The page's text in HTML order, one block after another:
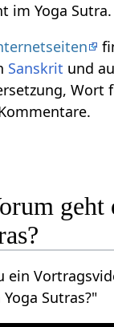
im Yoga Sutra.
Sanskrit und
Wort
geht
ein
Sutras?"